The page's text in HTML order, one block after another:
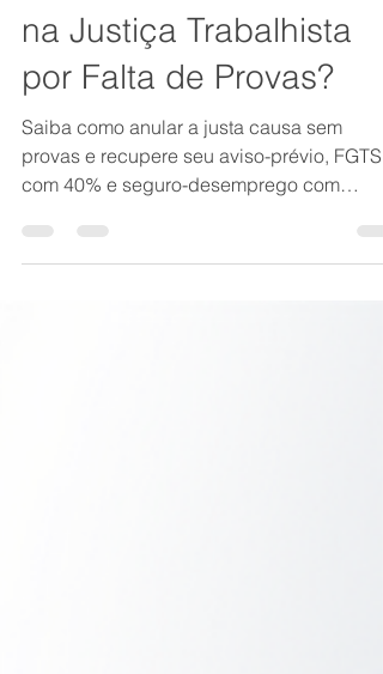
Causa Pode Ser Anulada
na Justiça Trabalhista
por Falta de Provas?
Saiba como anular a justa causa sem
provas e recupere seu aviso-prévio, FGTS
com 40% e seguro-desemprego com